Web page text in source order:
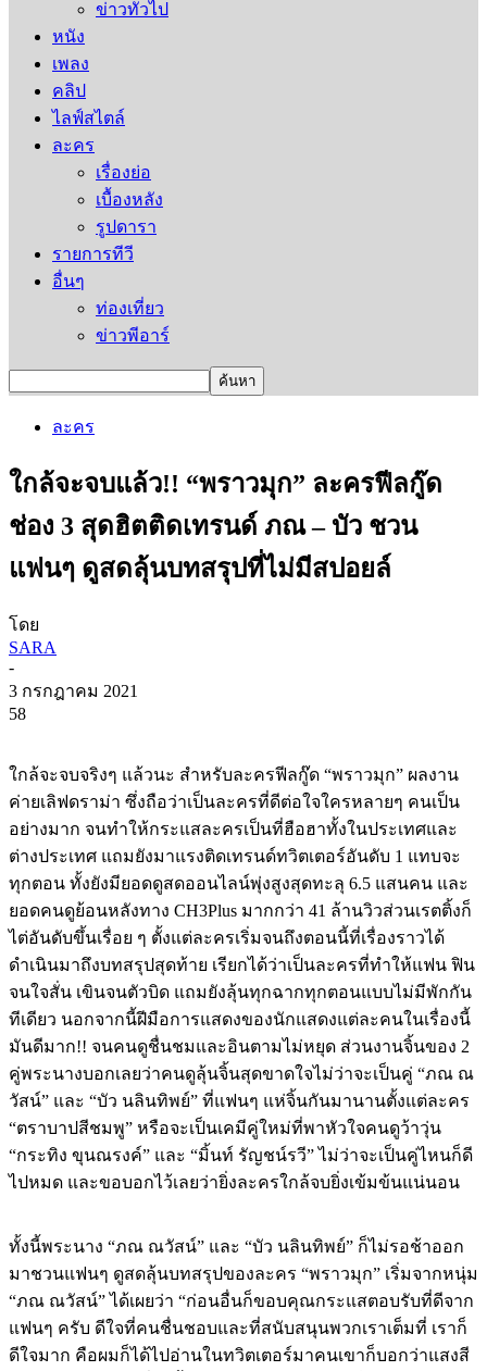
ข่าวทั่วไป
หนัง
เพลง
คลิป
ไลฟ์สไตล์
ละคร
เรื่องย่อ
เบื้องหลัง
รูปดารา
รายการทีวี
อื่นๆ
ท่องเที่ยว
ข่าวพีอาร์
ละคร
ใกล้จะจบแล้ว!! “พราวมุก” ละครฟีลกู๊ด
ช่อง 3 สุดฮิตติดเทรนด์ ภณ – บัว ชวน
แฟนๆ ดูสดลุ้นบทสรุปที่ไม่มีสปอยล์
โดย
SARA
-
3 กรกฎาคม 2021
58
ใกล้จะจบจริงๆ แล้วนะ สำหรับละครฟีลกู๊ด “พราวมุก” ผลงาน
ค่ายเลิฟดราม่า ซึ่งถือว่าเป็นละครที่ดีต่อใจใครหลายๆ คนเป็น
อย่างมาก จนทำให้กระแสละครเป็นที่ฮือฮาทั้งในประเทศและ
ต่างประเทศ แถมยังมาแรงติดเทรนด์ทวิตเตอร์อันดับ 1 แทบจะ
ทุกตอน ทั้งยังมียอดดูสดออนไลน์พุ่งสูงสุดทะลุ 6.5 แสนคน และ
ยอดคนดูย้อนหลังทาง CH3Plus มากกว่า 41 ล้านวิวส่วนเรตติ้งก็
ไต่อันดับขึ้นเรื่อย ๆ ตั้งแต่ละครเริ่มจนถึงตอนนี้ที่เรื่องราวได้
ดำเนินมาถึงบทสรุปสุดท้าย เรียกได้ว่าเป็นละครที่ทำให้แฟน ฟิน
จนใจสั่น เขินจนตัวบิด แถมยังลุ้นทุกฉากทุกตอนแบบไม่มีพักกัน
ทีเดียว นอกจากนี้ฝีมือการแสดงของนักแสดงแต่ละคนในเรื่องนี้
มันดีมาก!! จนคนดูชื่นชมและอินตามไม่หยุด ส่วนงานจิ้นของ 2
คู่พระนางบอกเลยว่าคนดูลุ้นจิ้นสุดขาดใจไม่ว่าจะเป็นคู่ “ภณ ณ
วัสน์” และ “บัว นลินทิพย์” ที่แฟนๆ แห่จิ้นกันมานานตั้งแต่ละคร
“ตราบาปสีชมพู” หรือจะเป็นเคมีคู่ใหม่ที่พาหัวใจคนดูว้าวุ่น
“กระทิง ขุนณรงค์” และ “มิ้นท์ รัญชน์รวี”ไม่ว่าจะเป็นคู่ไหนก็ดี
ไปหมด และขอบอกไว้เลยว่ายิ่งละครใกล้จบยิ่งเข้มข้นแน่นอน
ทั้งนี้พระนาง “ภณ ณวัสน์” และ “บัว นลินทิพย์” ก็ไม่รอช้าออก
มาชวนแฟนๆ ดูสดลุ้นบทสรุปของละคร “พราวมุก” เริ่มจากหนุ่ม
“ภณ ณวัสน์”ได้เผยว่า “ก่อนอื่นก็ขอบคุณกระแสตอบรับที่ดีจาก
แฟนๆ ครับ ดีใจที่คนชื่นชอบและที่สนับสนุนพวกเราเต็มที่ เราก็
ดีใจมาก คือผมก็ได้ไปอ่านในทวิตเตอร์มาคนเขาก็บอกว่าแสงสี